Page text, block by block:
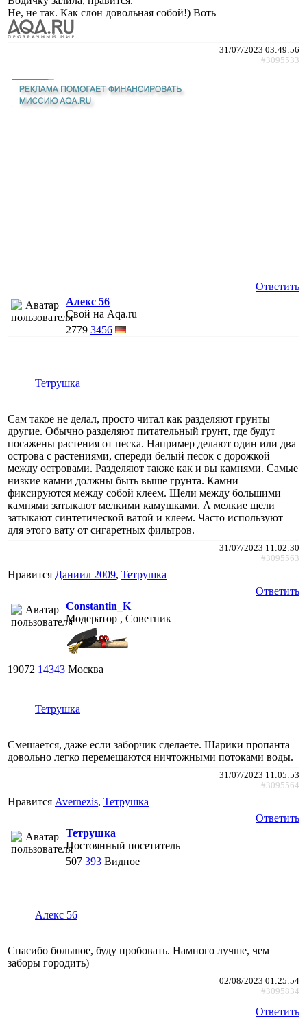
Не, не так. Как слон довольная собой!) Воть
31/07/2023 03:49:56
#3095533
Ответить
Алекс 56
Свой на Aqa.ru
2779 3456
Тетрушка
Сам такое не делал, просто читал как разделяют грунты
другие. Обычно разделяют питательный грунт, где будут
посажены растения от песка. Например делают один или два
острова с растениями, спереди белый песок с дорожкой
между островами. Разделяют также как и вы камнями. Самые
низкие камни должны быть выше грунта. Камни
фиксируются между собой клеем. Щели между большими
камнями затыкают мелкими камушками. А мелкие щели
затыкают синтетической ватой и клеем. Часто используют
для этого вату от сигаретных фильтров.
31/07/2023 11:02:30
#3095563
Нравится Даниил 2009, Тетрушка
Ответить
Constantin_K
Модератор , Советник
19072 14343 Москва
Тетрушка
Смешается, даже если заборчик сделаете. Шарики пропанта
довольно легко перемещаются ничтожными потоками воды.
31/07/2023 11:05:53
#3095564
Нравится Avernezis, Тетрушка
Ответить
Тетрушка
Постоянный посетитель
507 393 Видное
Алекс 56
Спасибо большое, буду пробовать. Намного лучше, чем
заборы городить)
02/08/2023 01:25:54
#3095834
Ответить